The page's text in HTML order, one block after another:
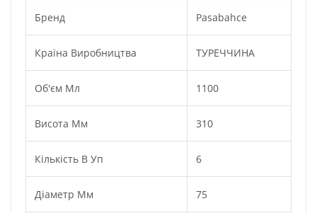
Бренд Pasabahce
Країна Виробництва ТУРЕЧЧИНА
Об'єм Мл 1100
Висота Мм 310
Кількість В Уп 6
Діаметр Мм 75